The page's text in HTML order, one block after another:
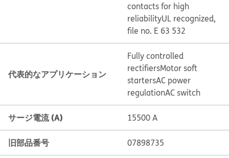
contacts for high
reliabilityUL recognized,
file no. E 63 532
代表的なアプリケーション
Fully controlled
rectifiersMotor soft
startersAC power
regulationAC switch
サージ電流 (A) 15500 A
旧部品番号 07898735